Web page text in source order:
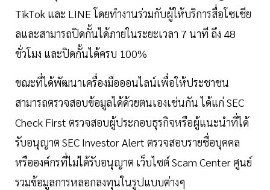
TikTok และ LINE โดยทำงานร่วมกับผู้ให้บริการสื่อโซเชีย
ลและสามารถปิดกั้นได้ภายในระยะเวลา 7 นาที ถึง 48
ชั่วโมง และปิดกั้นได้ครบ 100%
ขณะที่ได้พัฒนาเครื่องมือออนไลน์เพื่อให้ประชาชน
สามารถตรวจสอบข้อมูลได้ด้วยตนเองเช่นกัน ได้แก่ SEC
Check First ตรวจสอบผู้ประกอบธุรกิจหรือผู้แนะนำที่ได้
รับอนุญาต SEC Investor Alert ตรวจสอบรายชื่อบุคคล
หรือองค์กรที่ไม่ได้รับอนุญาต เว็บไซต์ Scam Center ศูนย์
รวมข้อมูลการหลอกลงทุนในรูปแบบต่างๆ